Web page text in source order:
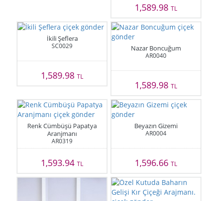
1,589.98 TL
İkili Şeflera
SC0029
1,589.98TL
Nazar Boncuğum
AR0040
1,589.98 TL
Renk Cümbüşü Papatya
Aranjmanı
AR0319
1,593.94TL
Beyazın Gizemi
AR0004
1,596.66 TL